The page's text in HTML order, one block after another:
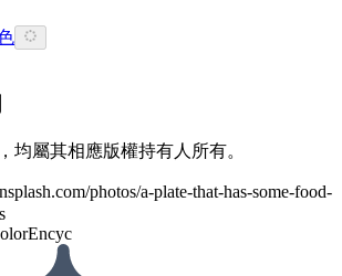
均屬其相應版權持有人所有。
photos/a-plate-that-has-some-food-